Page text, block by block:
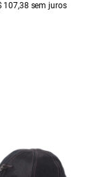
107,38 sem juros